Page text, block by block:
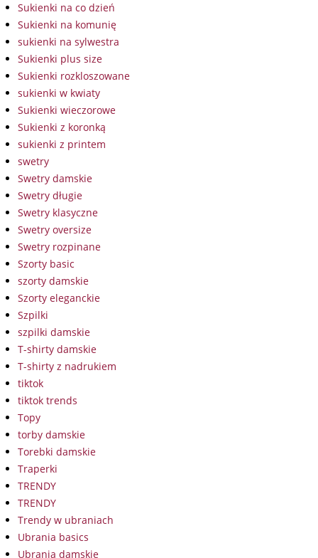
Sukienki na co dzień
Sukienki na komunię
sukienki na sylwestra
Sukienki plus size
Sukienki rozkloszowane
sukienki w kwiaty
Sukienki wieczorowe
Sukienki z koronką
sukienki z printem
swetry
Swetry damskie
Swetry długie
Swetry klasyczne
Swetry oversize
Swetry rozpinane
Szorty basic
szorty damskie
Szorty eleganckie
Szpilki
szpilki damskie
T-shirty damskie
T-shirty z nadrukiem
tiktok
tiktok trends
Topy
torby damskie
Torebki damskie
Traperki
TRENDY
TRENDY
Trendy w ubraniach
Ubrania basics
Ubrania damskie